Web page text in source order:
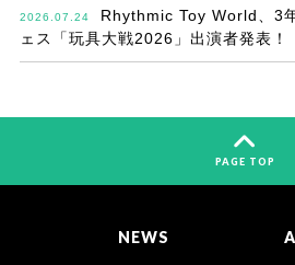
2026.07.24
Rhythmic Toy World、3
ェス「玩具大戦2026」出演者発表！
PAGE TOP
NEWS